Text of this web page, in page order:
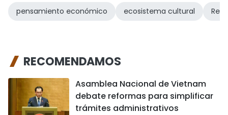
pensamiento económico ecosistema cultural
RECOMENDAMOS
Asamblea Nacional de Vietnam
debate reformas para simplificar
trámites administrativos